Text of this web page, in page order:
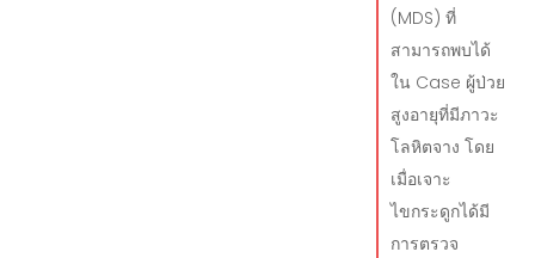
(MDS) ที่
สามารถพบได้
ใน Case ผู้ป่วย
สูงอายุที่มีภาวะ
โลหิตจาง โดย
เมื่อเจาะ
ไขกระดูกได้มี
การตรวจ